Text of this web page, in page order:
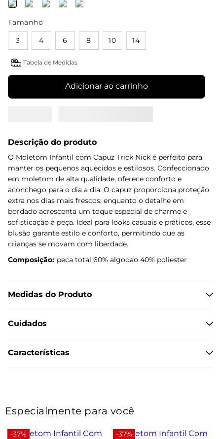
Tamanho
3 4 6 8 10 14
Tabela de Medidas
Adicionar ao carrinho
Descrição do produto
O Moletom Infantil com Capuz Trick Nick é perfeito para
manter os pequenos aquecidos e estilosos. Confeccionado
em moletom de alta qualidade, oferece conforto e
aconchego para o dia a dia. O capuz proporciona proteção
extra nos dias mais frescos, enquanto o detalhe em
bordado acrescenta um toque especial de charme e
sofisticação à peça. Ideal para looks casuais e práticos, esse
blusão garante estilo e conforto, permitindo que as
crianças se movam com liberdade.
Composição: peca total 60% algodao 40% poliester
Medidas do Produto
Cuidados
Características
Especialmente para você
-37%
-37%